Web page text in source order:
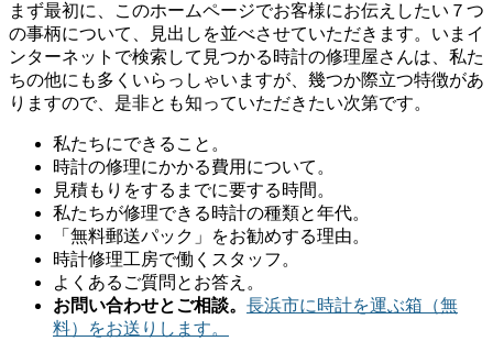
まず最初に、このホームページでお客様にお伝えしたい７つ
の事柄について、見出しを並べさせていただきます。いまイ
ンターネットで検索して見つかる時計の修理屋さんは、私た
ちの他にも多くいらっしゃいますが、幾つか際立つ特徴があ
りますので、是非とも知っていただきたい次第です。
私たちにできること。
時計の修理にかかる費用について。
見積もりをするまでに要する時間。
私たちが修理できる時計の種類と年代。
「無料郵送パック」をお勧めする理由。
時計修理工房で働くスタッフ。
よくあるご質問とお答え。
お問い合わせとご相談。 長浜市に時計を運ぶ箱（無
料）をお送りします。